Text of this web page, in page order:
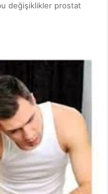
değişiklikler prostat